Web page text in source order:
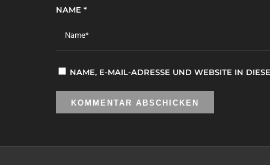
NAME *
NAME, E-MAIL-ADRESSE UND WEBSITE IN